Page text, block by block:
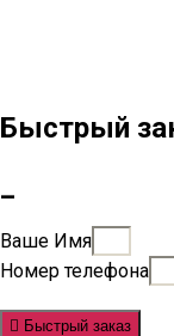
Быстрый
Ваше Имя
Номер телефона
Быстрый заказ